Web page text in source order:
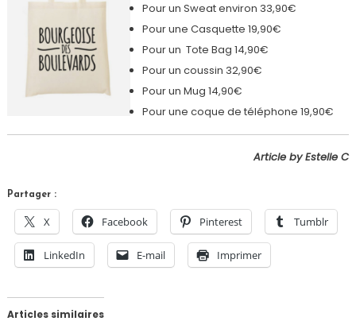
Pour un Sweat environ 33,90€
Pour une Casquette 19,90€
Pour un Tote Bag 14,90€
Pour un coussin 32,90€
Pour un Mug 14,90€
Pour une coque de téléphone 19,90€
Article by Estelle C
Partager :
X Facebook Pinterest Tumblr
LinkedIn E-mail Imprimer
Articles similaires